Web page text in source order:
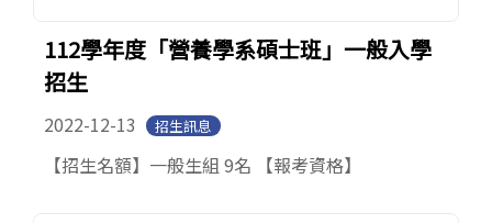
112學年度「營養學系碩士班」一般入學
招生
2022-12-13 招生訊息
【招生名額】一般生組 9名 【報考資格】